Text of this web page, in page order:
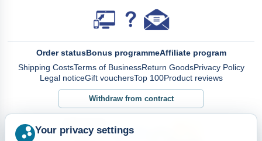
Order statusBonus programmeAffiliate program
Shipping CostsTerms of BusinessReturn GoodsPrivacy Policy
Legal noticeGift vouchersTop 100Product reviews
Withdraw from contract
Your privacy settings